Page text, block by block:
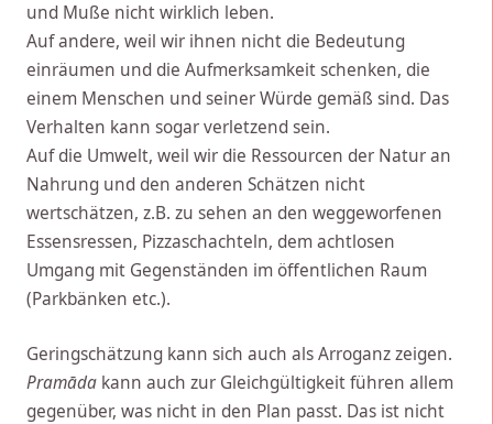
und Muße nicht wirklich leben.
Auf andere, weil wir ihnen nicht die Bedeutung
einräumen und die Aufmerksamkeit schenken, die
einem Menschen und seiner Würde gemäß sind. Das
Verhalten kann sogar verletzend sein.
Auf die Umwelt, weil wir die Ressourcen der Natur an
Nahrung und den anderen Schätzen nicht
wertschätzen, z.B. zu sehen an den weggeworfenen
Essensressen, Pizzaschachteln, dem achtlosen
Umgang mit Gegenständen im öffentlichen Raum
(Parkbänken etc.).
Geringschätzung kann sich auch als Arroganz zeigen.
Pramāda kann auch zur Gleichgültigkeit führen allem
gegenüber, was nicht in den Plan passt. Das ist nicht